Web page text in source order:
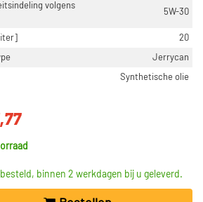
volgens
5W-30
20
Jerrycan
Synthetische olie
besteld, binnen 2 werkdagen bij u geleverd.